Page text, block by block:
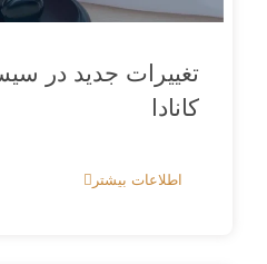
تغییرات جدید در
کانادا
اطلاعات بیشتر